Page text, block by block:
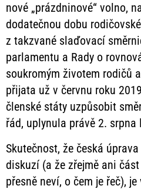
nové „prázdninové“ volno,
dodatečnou dobu
z takzvané slaďovací
parlamentu a Rady o
soukromým životem rodičů
přijata už v červnu roku
členské státy uzpůsobit
řád, uplynula právě 2.
Skutečnost, že česká
diskuzí (a že zřejmě ani
přesně neví, o čem je řeč),